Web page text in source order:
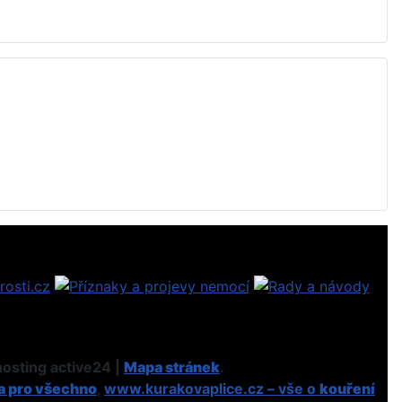
active24 | Mapa stránek.
pro všechno, www.kurakovaplice.cz – vše o kouření